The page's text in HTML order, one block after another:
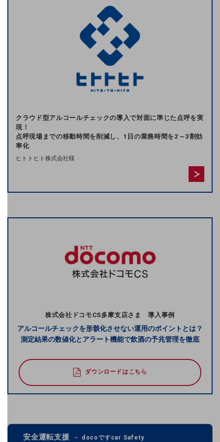
災害対策・BCP
課題・ニーズで探す
課題・ニーズで探すTOP
マーケティング
顧客体験（CX）改善
自動化・省電化
人材不足解消
自治体
クラウド型アルコールチェックの導入で対面に準じた点呼を実
現！
点呼現場までの移動時間を削減し、1日の業務時間を2～3割効
率化
ヒトトヒト株式会社様
株式会社ドコモCS多摩支店さま 導入事例
アルコールチェックを形骸化させない運用のポイントとは？
測定結果の数値化とアラート機能で飲酒の予兆管理を徹底
ダウンロードはこちら
安全運転支援 － docoですcar Safety